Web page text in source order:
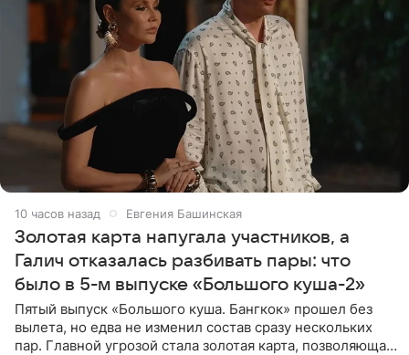
10 часов назад Евгения Башинская
Золотая карта напугала участников, а
Галич отказалась разбивать пары: что
было в 5-м выпуске «Большого куша-2»
Пятый выпуск «Большого куша. Бангкок» прошел без
вылета, но едва не изменил состав сразу нескольких
пар. Главной угрозой стала золотая карта, позволяющая